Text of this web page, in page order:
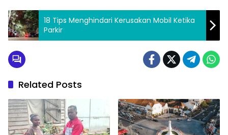
18 Tips Menghindari Kerusakan Mobil Ketika
Parkir
Related Posts